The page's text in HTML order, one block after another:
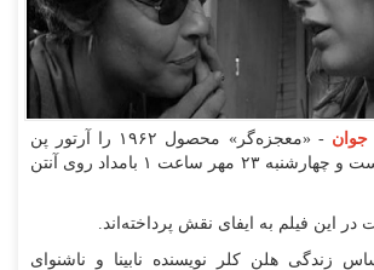
جوان
- «معجزه‌گر» محصول ۱۹۶۲ را آرتور پن
کارگردانی کرده است و چهارشنبه ۲۳ مهر ساعت ۱ بامداد روی آنتن
این فیلم به ایفای نقش پرداخته‌اند.
زندگی هلن کلر نویسنده نابینا و ناشنوای